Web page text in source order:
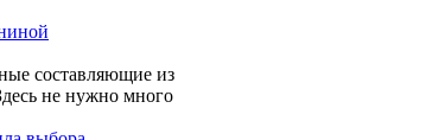
составляющие из
не нужно много